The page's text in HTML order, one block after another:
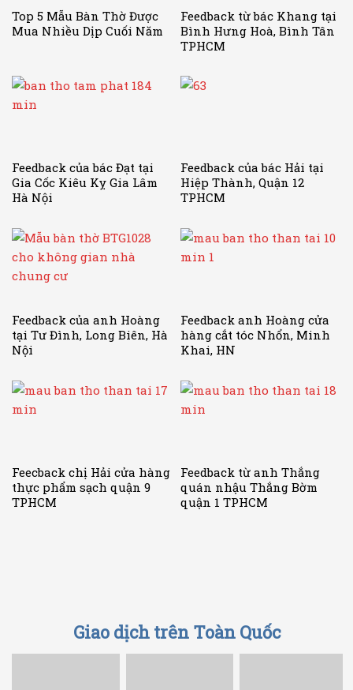
Top 5 Mẫu Bàn Thờ Được
Mua Nhiều Dịp Cuối Năm
Feedback từ bác Khang tại
Bình Hưng Hoà, Bình Tân
TPHCM
Feedback của bác Đạt tại
Gia Cốc Kiêu Kỵ Gia Lâm
Hà Nội
Feedback của bác Hải tại
Hiệp Thành, Quận 12
TPHCM
Feedback của anh Hoàng
tại Tư Đình, Long Biên, Hà
Nội
Feedback anh Hoàng cửa
hàng cắt tóc Nhổn, Minh
Khai, HN
Feecback chị Hải cửa hàng
thực phẩm sạch quận 9
TPHCM
Feedback từ anh Thắng
quán nhậu Thắng Bờm
quận 1 TPHCM
Giao dịch trên Toàn Quốc